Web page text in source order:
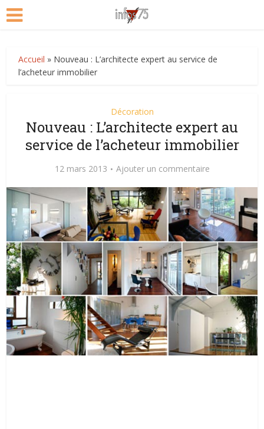
Accueil » Nouveau : L’architecte expert au service de
l’acheteur immobilier
Décoration
Nouveau : L’architecte expert au
service de l’acheteur immobilier
12 mars 2013 Ajouter un commentaire